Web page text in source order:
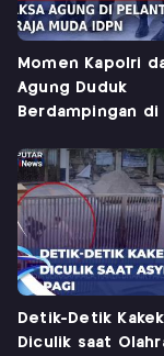
Momen Kapolri
Agung Duduk
Berdampingan di
Detik-Detik
Diculik saat